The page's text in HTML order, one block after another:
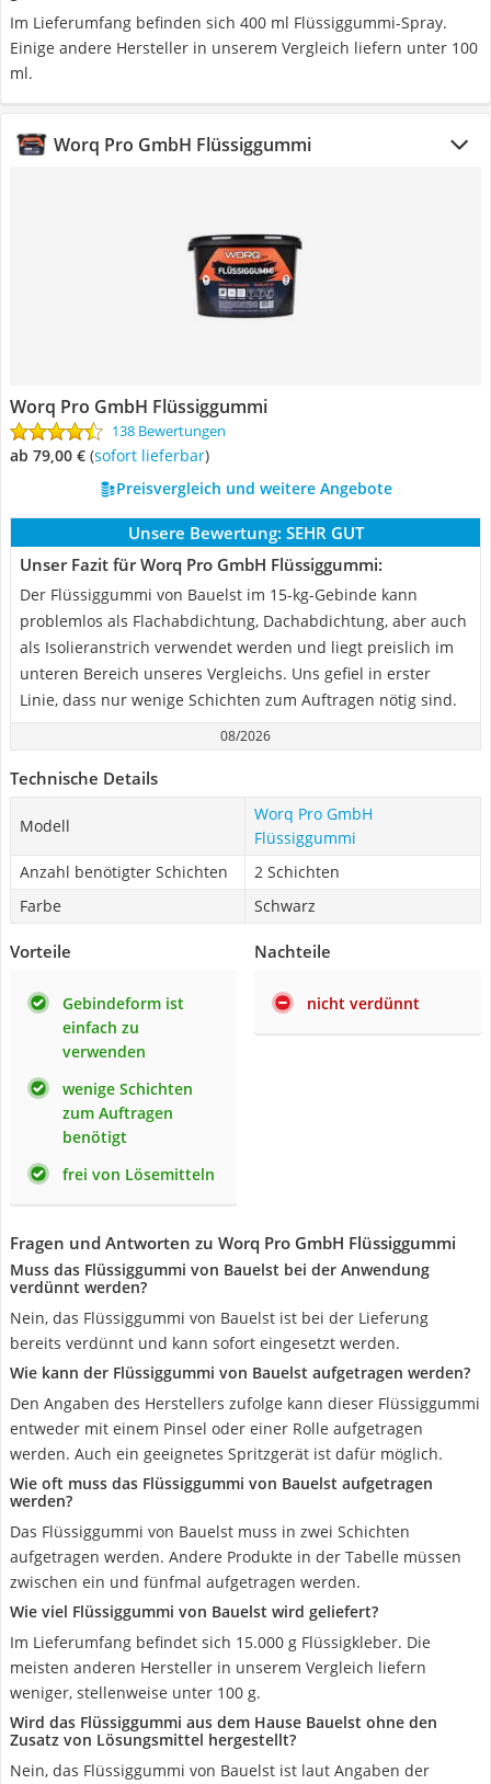
Im Lieferumfang befinden sich 400 ml Flüssiggummi-Spray.
Einige andere Hersteller in unserem Vergleich liefern unter 100
ml.
Worq Pro GmbH Flüssiggummi
Worq Pro GmbH Flüssiggummi
138 Bewertungen
ab 79,00 € ( Sofort lieferbar)
Preisvergleich und weitere Angebote
Unsere Bewertung: SEHR GUT
Unser Fazit für Worq Pro GmbH Flüssiggummi:
Der Flüssiggummi von Bauelst im 15-kg-Gebinde kann
problemlos als Flachabdichtung, Dachabdichtung, aber auch
als Isolieranstrich verwendet werden und liegt preislich im
unteren Bereich unseres Vergleichs. Uns gefiel in erster
Linie, dass nur wenige Schichten zum Auftragen nötig sind.
08/2026
Technische Details
Modell
Worq Pro GmbH
Flüssiggummi
Anzahl benötigter Schichten
2 Schichten
Farbe
Schwarz
Vorteile
Gebindeform ist
einfach zu
verwenden
wenige Schichten
zum Auftragen
benötigt
frei von Lösemitteln
Nachteile
nicht verdünnt
Fragen und Antworten zu Worq Pro GmbH Flüssiggummi
Muss das Flüssiggummi von Bauelst bei der Anwendung
verdünnt werden?
Nein, das Flüssiggummi von Bauelst ist bei der Lieferung
bereits verdünnt und kann sofort eingesetzt werden.
Wie kann der Flüssiggummi von Bauelst aufgetragen werden?
Den Angaben des Herstellers zufolge kann dieser Flüssiggummi
entweder mit einem Pinsel oder einer Rolle aufgetragen
werden. Auch ein geeignetes Spritzgerät ist dafür möglich.
Wie oft muss das Flüssiggummi von Bauelst aufgetragen
werden?
Das Flüssiggummi von Bauelst muss in zwei Schichten
aufgetragen werden. Andere Produkte in der Tabelle müssen
zwischen ein und fünfmal aufgetragen werden.
Wie viel Flüssiggummi von Bauelst wird geliefert?
Im Lieferumfang befindet sich 15.000 g Flüssigkleber. Die
meisten anderen Hersteller in unserem Vergleich liefern
weniger, stellenweise unter 100 g.
Wird das Flüssiggummi aus dem Hause Bauelst ohne den
Zusatz von Lösungsmittel hergestellt?
Nein, das Flüssiggummi von Bauelst ist laut Angaben der